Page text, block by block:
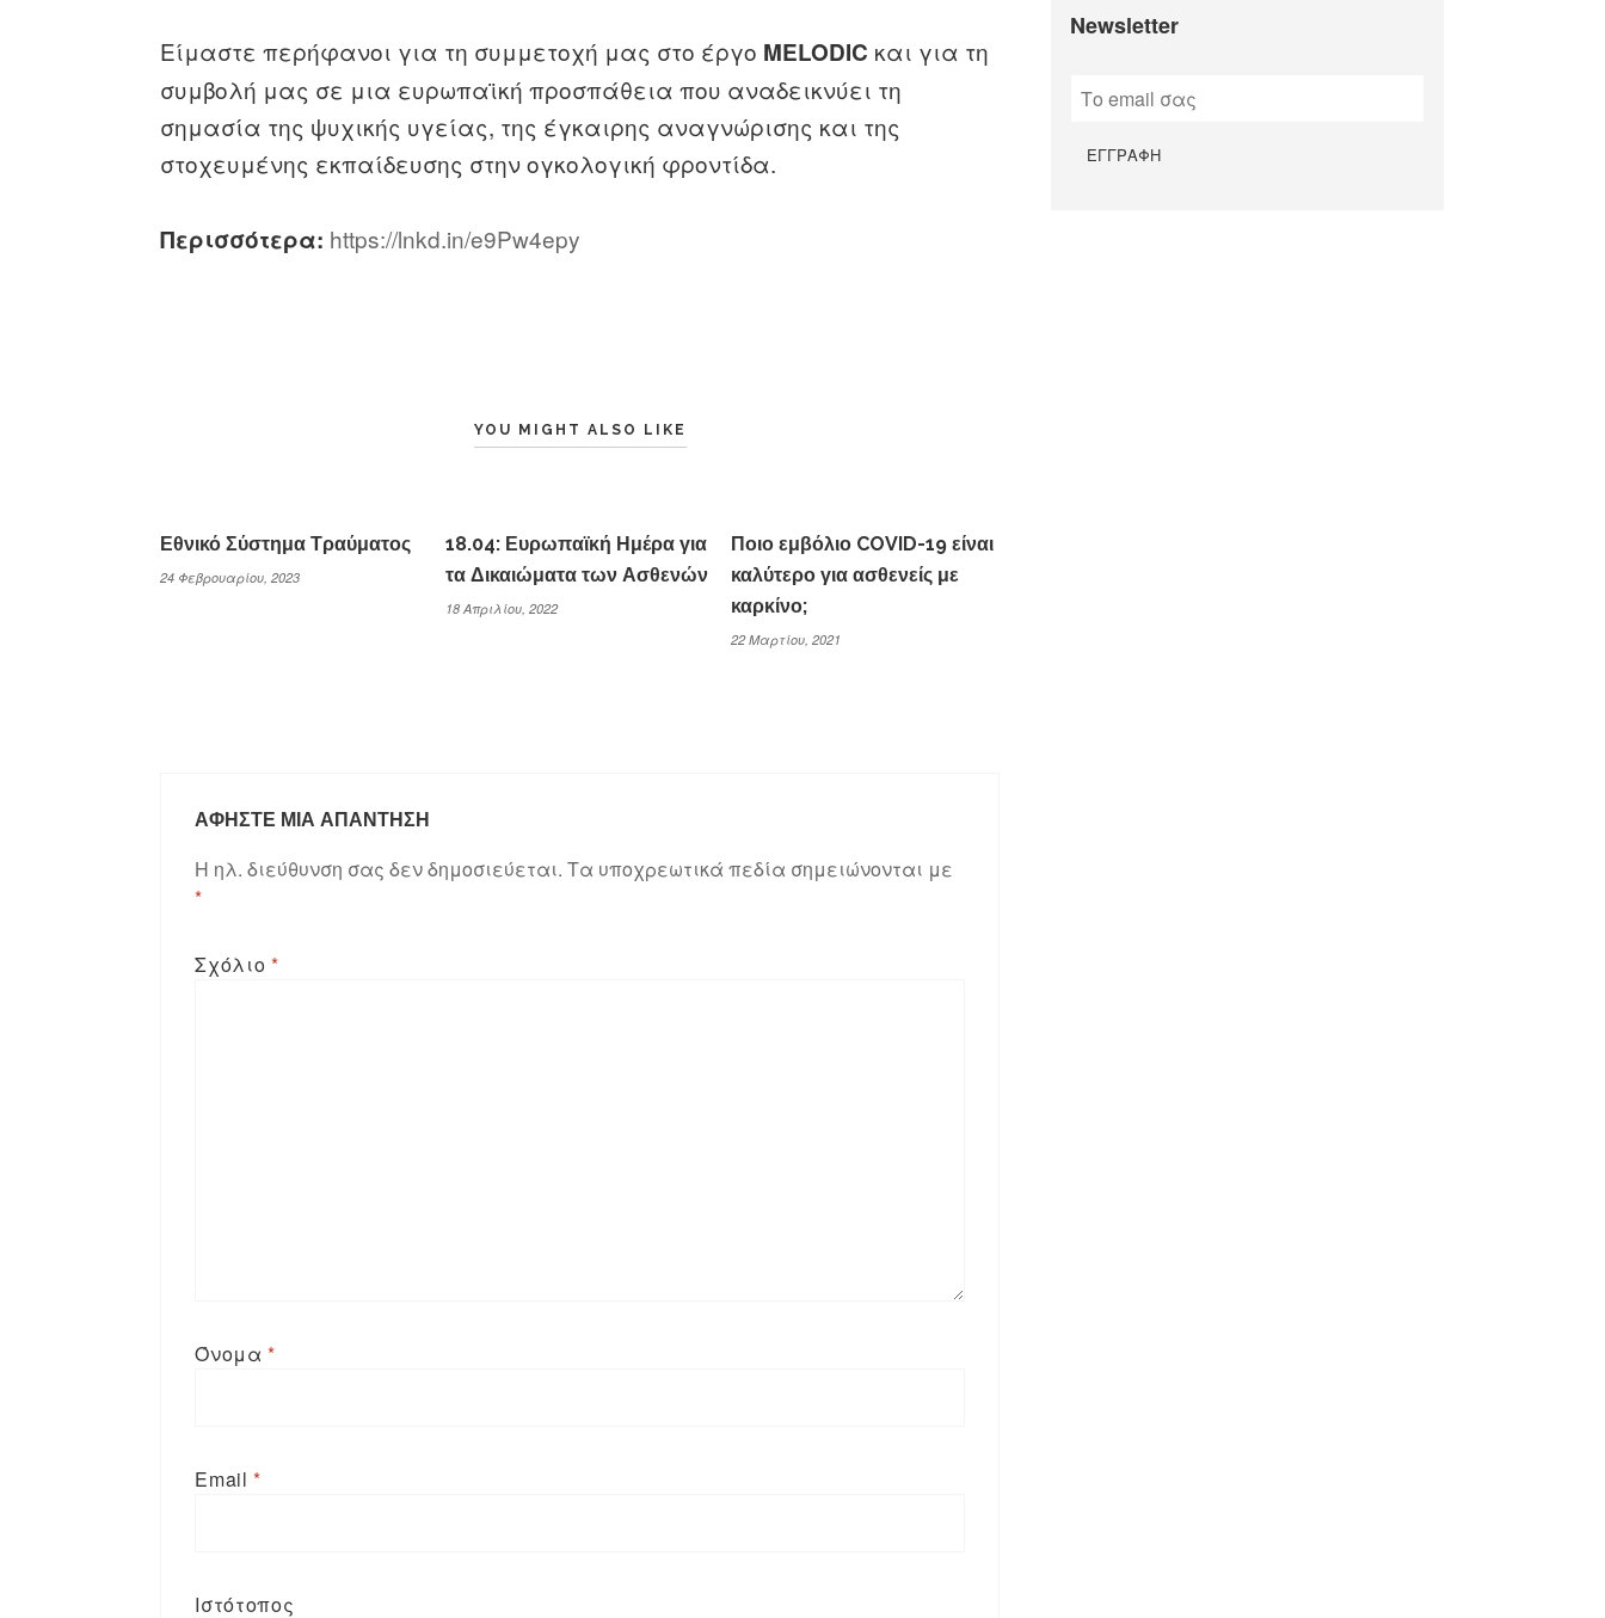
Είμαστε περήφανοι για τη συμμετοχή μας στο έργο MELODIC και για τη
συμβολή μας σε μια ευρωπαϊκή προσπάθεια που αναδεικνύει τη
σημασία της ψυχικής υγείας, της έγκαιρης αναγνώρισης και της
στοχευμένης εκπαίδευσης στην ογκολογική φροντίδα.
Περισσότερα: https://lnkd.in/e9Pw4epy
YOU MIGHT ALSO LIKE
Εθνικό Σύστημα Τραύματος
24 Φεβρουαρίου, 2023
18.04: Ευρωπαϊκή Ημέρα για
τα Δικαιώματα των Ασθενών
18 Απριλίου, 2022
Ποιο εμβόλιο COVID-19 είναι
καλύτερο για ασθενείς με
καρκίνο;
22 Μαρτίου, 2021
ΑΦΉΣΤΕ ΜΙΑ ΑΠΆΝΤΗΣΗ
Η ηλ. διεύθυνση σας δεν δημοσιεύεται. Τα υποχρεωτικά πεδία σημειώνονται με
*
Σχόλιο *
Όνομα*
Email*
Ιστότοπος
Newsletter